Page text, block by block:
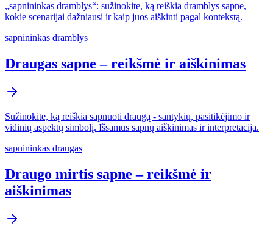
„sapnininkas dramblys“: sužinokite, ką reiškia dramblys sapne,
kokie scenarijai dažniausi ir kaip juos aiškinti pagal kontekstą.
sapnininkas dramblys
Draugas sapne – reikšmė ir aiškinimas
Sužinokite, ką reiškia sapnuoti draugą - santykių, pasitikėjimo ir
vidinių aspektų simbolį. Išsamus sapnų aiškinimas ir interpretacija.
sapnininkas draugas
Draugo mirtis sapne – reikšmė ir
aiškinimas